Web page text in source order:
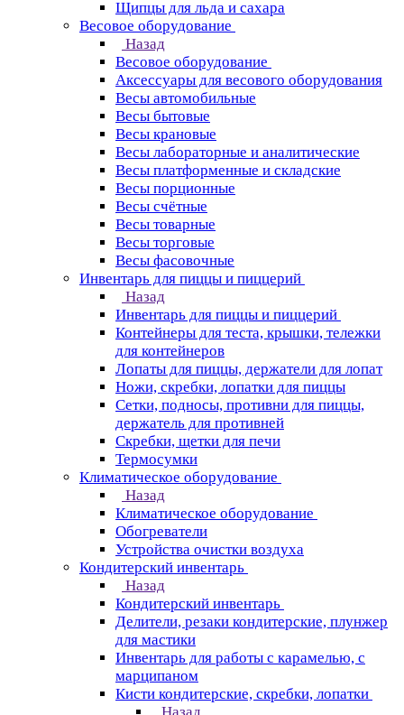
Щипцы для льда и сахара
Весовое оборудование
Назад
Весовое оборудование
Аксессуары для весового оборудования
Весы автомобильные
Весы бытовые
Весы крановые
Весы лабораторные и аналитические
Весы платформенные и складские
Весы порционные
Весы счётные
Весы товарные
Весы торговые
Весы фасовочные
Инвентарь для пиццы и пиццерий
Назад
Инвентарь для пиццы и пиццерий
Контейнеры для теста, крышки, тележки
для контейнеров
Лопаты для пиццы, держатели для лопат
Ножи, скребки, лопатки для пиццы
Сетки, подносы, противни для пиццы,
держатель для противней
Скребки, щетки для печи
Термосумки
Климатическое оборудование
Назад
Климатическое оборудование
Обогреватели
Устройства очистки воздуха
Кондитерский инвентарь
Назад
Кондитерский инвентарь
Делители, резаки кондитерские, плунжер
для мастики
Инвентарь для работы с карамелью, с
марципаном
Кисти кондитерские, скребки, лопатки